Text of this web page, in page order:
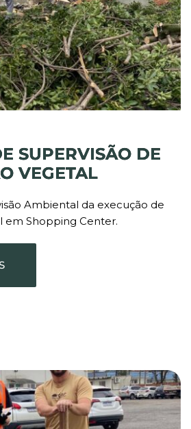
SUPERVISÃO DE
VEGETAL
Ambiental da execução de
em Shopping Center.